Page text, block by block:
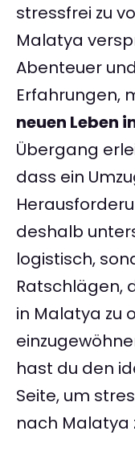
stressfrei zu
Malatya
Abenteuer
Erfahrungen,
neuen Leben
Übergang
dass ein
deshalb
logistisch,
Ratschlägen,
in Malatya zu
hast du den
Seite, um
nach Malatya